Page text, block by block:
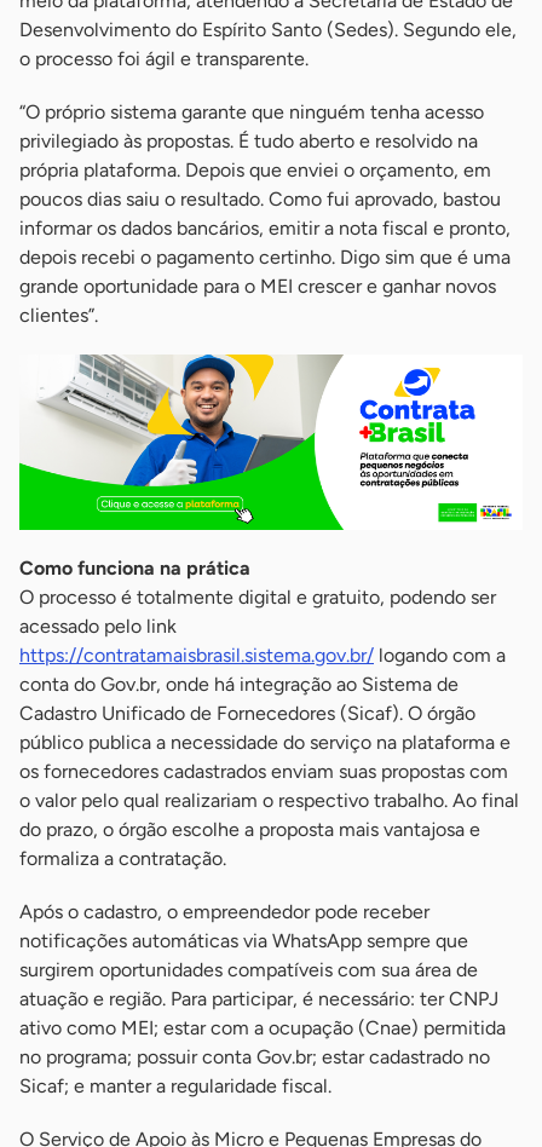
Desenvolvimento do Espírito Santo (Sedes). Segundo ele,
o processo foi ágil e transparente.
“O próprio sistema garante que ninguém tenha acesso
privilegiado às propostas. É tudo aberto e resolvido na
própria plataforma. Depois que enviei o orçamento, em
poucos dias saiu o resultado. Como fui aprovado, bastou
informar os dados bancários, emitir a nota fiscal e pronto,
depois recebi o pagamento certinho. Digo sim que é uma
grande oportunidade para o MEI crescer e ganhar novos
clientes”.
Como funciona na prática
O processo é totalmente digital e gratuito, podendo ser
acessado pelo link
https://contratamaisbrasil.sistema.gov.br/ logando com a
conta do Gov.br, onde há integração ao Sistema de
Cadastro Unificado de Fornecedores (Sicaf). O órgão
público publica a necessidade do serviço na plataforma e
os fornecedores cadastrados enviam suas propostas com
o valor pelo qual realizariam o respectivo trabalho. Ao final
do prazo, o órgão escolhe a proposta mais vantajosa e
formaliza a contratação.
Após o cadastro, o empreendedor pode receber
notificações automáticas via WhatsApp sempre que
surgirem oportunidades compatíveis com sua área de
atuação e região. Para participar, é necessário: ter CNPJ
ativo como MEI; estar com a ocupação (Cnae) permitida
no programa; possuir conta Gov.br; estar cadastrado no
Sicaf; e manter a regularidade fiscal.
O Serviço de Apoio às Micro e Pequenas Empresas do